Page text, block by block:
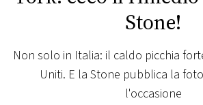
PLAYLIST
Stone!
Non solo in Italia: il caldo picchia
Uniti. E la Stone pubblica la
l'occasione